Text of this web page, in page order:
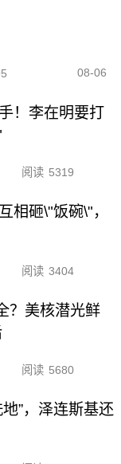
08-06
！李在明要打
阅读 5319
相砸\"饭碗\"，
阅读 3404
？美核潜光鲜
阅读 5680
”，泽连斯基还